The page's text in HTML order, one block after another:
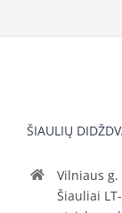
ŠIAULIŲ
Vilniaus g.
Šiauliai